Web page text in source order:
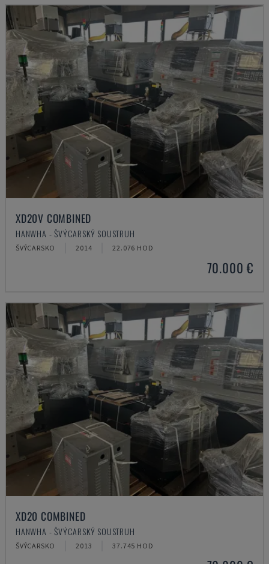
XD20V COMBINED
HANWHA - ŠVÝCARSKÝ SOUSTRUH
ŠVÝCARSKO 2014 22.076 HOD
70.000 €
XD20 COMBINED
HANWHA - ŠVÝCARSKÝ SOUSTRUH
ŠVÝCARSKO 2013 37.745 HOD